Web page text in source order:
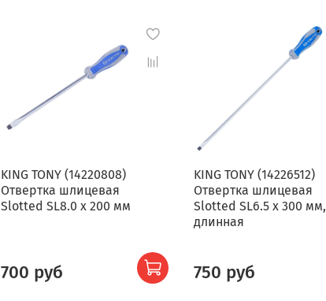
KING TONY (14220808)
Отвертка шлицевая
Slotted SL8.0 x 200 мм
700 руб
KING TONY (14226512)
Отвертка шлицевая
Slotted SL6.5 x 300 мм,
длинная
750 руб